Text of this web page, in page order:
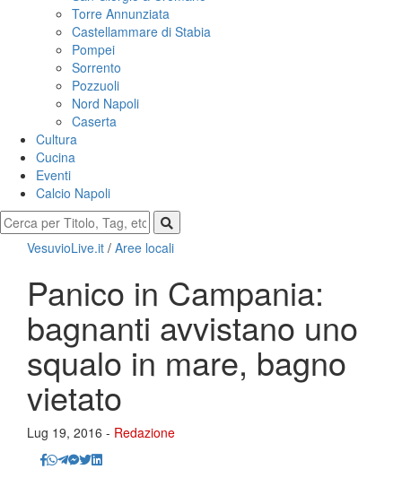
Torre Annunziata
Castellammare di Stabia
Pompei
Sorrento
Pozzuoli
Nord Napoli
Caserta
Cultura
Cucina
Eventi
Calcio Napoli
VesuvioLive.it / Aree locali
Panico in Campania:
bagnanti avvistano uno
squalo in mare, bagno
vietato
Lug 19, 2016 - Redazione